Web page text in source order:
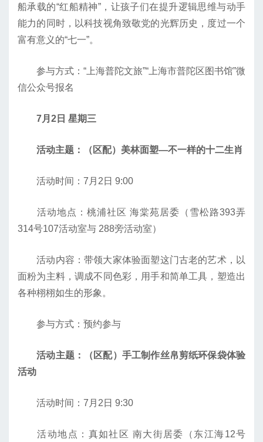
船承载的“红船精神”，让孩子们在提升逻辑思维与动手
能力的同时，以科技视角致敬党的光辉历史，度过一个
富有意义的“七一”。
参与方式：“上海普陀文旅”“上海市普陀区图书馆”微
信公众号报名
7月2日 星期三
活动主题：（区配）美林面塑—不一样的十二生肖
活动时间：7月2日 9:00
活动地点：桃浦社区 海棠苑居委（雪松路393弄
314号107活动室与 288旁活动室）
活动内容：带领大家体验面塑这门古老的艺术，以
面粉为主料，调成不同色彩，用手和简单工具，塑造出
各种栩栩如生的形象。
参与方式：预约参与
活动主题：（区配）手工制作丝帛剪纸环保袋体验
活动
活动时间：7月2日 9:30
活动地点：真如社区 南大街居委（东江海12号